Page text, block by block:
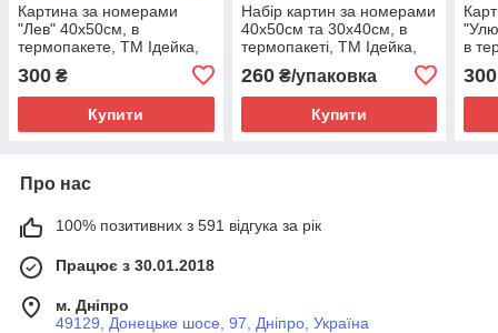
Картина за номерами
"Лев" 40x50см, в
термопакете, ТМ Ідейка,
300 ₴
Купити
Набір картин за номерами
40х50см та 30х40см, в
термопакеті, ТМ Ідейка,
260₴/упаковка
Купити
в
300
Про нас
100% позитивних з 591 відгука за рік
Працює з 30.01.2018
м. Дніпро
49129, Донецьке шосе, 97, Дніпро, Україна